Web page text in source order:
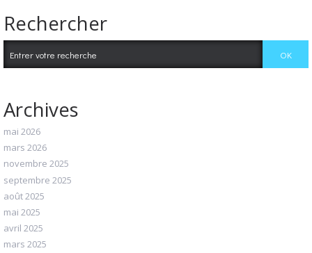
Rechercher
Archives
mai 2026
mars 2026
novembre 2025
septembre 2025
août 2025
mai 2025
avril 2025
mars 2025